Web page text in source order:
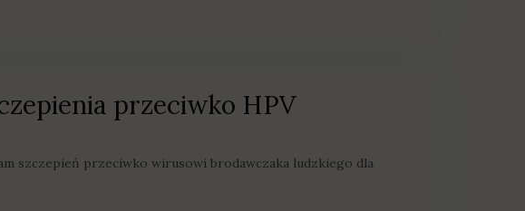
przeciwko HPV
szczepień przeciwko wirusowi brodawczaka ludzkiego dla